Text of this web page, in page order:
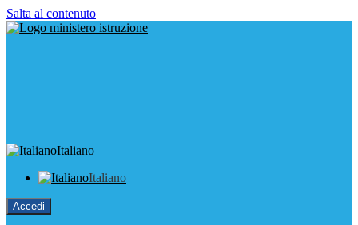
Salta al contenuto
Italiano
Italiano
Accedi